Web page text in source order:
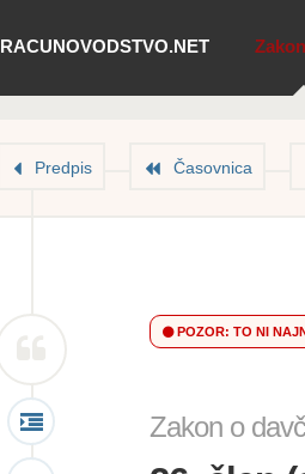
RACUNOVODSTVO.NET
Predpis Časovnica
POZOR: TO NI
Zakon o